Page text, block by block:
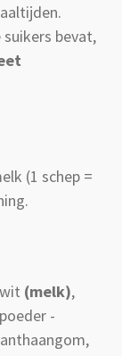
bevat,
(1 schep =
(melk),
-